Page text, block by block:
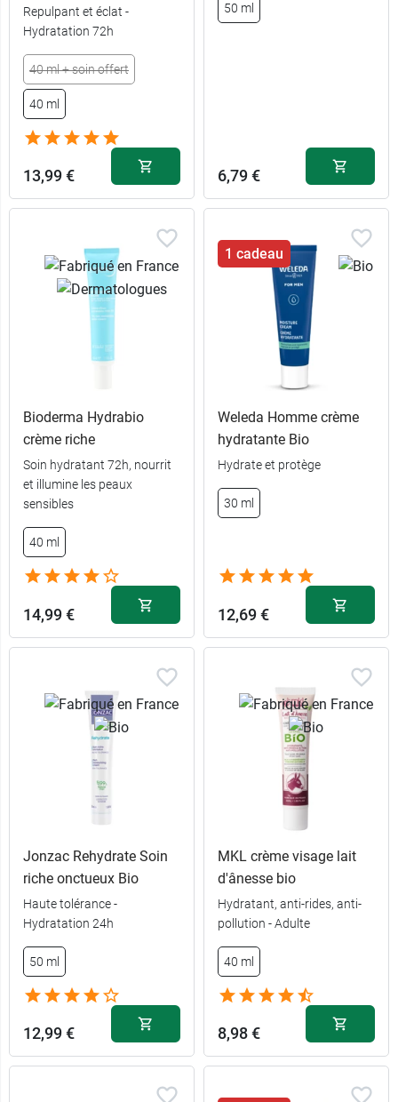
Repulpant et éclat -
Hydratation 72h
40 ml + soin offert
40 ml
13,99 €
40 ml + soin
offert
13,99 €
40 ml 13,99 €
50 ml
6,79 €
Bioderma Hydrabio
crème riche
Soin hydratant 72h, nourrit
et illumine les peaux
sensibles
40 ml
14,99 €
1 cadeau
Weleda Homme crème
hydratante Bio
Hydrate et protège
30 ml
12,69 €
Jonzac Rehydrate Soin
riche onctueux Bio
Haute tolérance -
Hydratation 24h
50 ml
12,99 €
MKL crème visage lait
d'ânesse bio
Hydratant, anti-rides, anti-
pollution - Adulte
40 ml
8,98 €